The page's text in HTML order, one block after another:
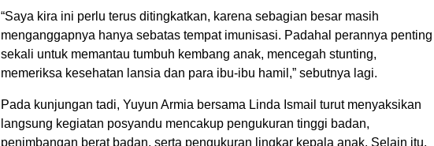
“Saya kira ini perlu terus ditingkatkan, karena sebagian besar masih
menganggapnya hanya sebatas tempat imunisasi. Padahal perannya penting
sekali untuk memantau tumbuh kembang anak, mencegah stunting,
memeriksa kesehatan lansia dan para ibu-ibu hamil,” sebutnya lagi.
Pada kunjungan tadi, Yuyun Armia bersama Linda Ismail turut menyaksikan
langsung kegiatan posyandu mencakup pengukuran tinggi badan,
penimbangan berat badan, serta pengukuran lingkar kepala anak. Selain itu,